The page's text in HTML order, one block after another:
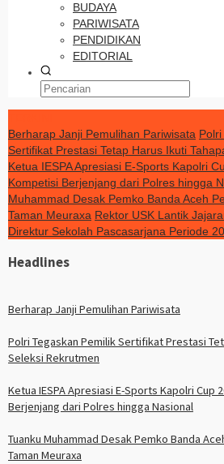
BUDAYA
PARIWISATA
PENDIDIKAN
EDITORIAL
Berharap Janji Pemulihan Pariwisata
Sertifikat Prestasi Tetap Harus Ikuti
Ketua IESPA Apresiasi E-Sports Kapolri
Kompetisi Berjenjang dari Polres hingga
Muhammad Desak Pemko Banda Aceh
Taman Meuraxa Rektor USK Lantik
Direktur Sekolah Pascasarjana Periode
Headlines
Berharap Janji Pemulihan Pariwisata
Polri Tegaskan Pemilik Sertifikat Prestasi
Seleksi Rekrutmen
Ketua IESPA Apresiasi E-Sports Kapolri Cup
Berjenjang dari Polres hingga Nasional
Tuanku Muhammad Desak Pemko Banda
Taman Meuraxa